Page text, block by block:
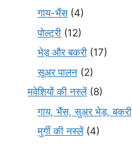
गाय-भैंस(4)
पोल्ट्री (12)
भेड़ और बकरी (17)
सूअर पालन (2)
मवेशियों की नस्लें(8)
गाय, भैंस, सुअर भेड़, बकरी
मुर्गी की नस्लें(4)